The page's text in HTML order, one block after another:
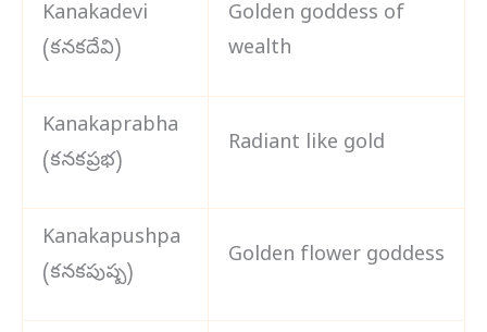
Kanakadevi
(కనకదేవి)
Golden goddess of
wealth
Kanakaprabha
(కనకప్రభ)
Radiant like gold
Kanakapushpa
(కనకపుష్ప)
Golden flower goddess